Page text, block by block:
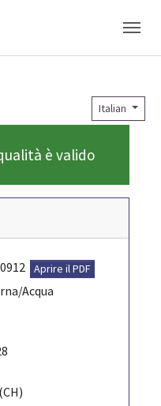
Italian
è valido
Aprire il PDF
Acqua